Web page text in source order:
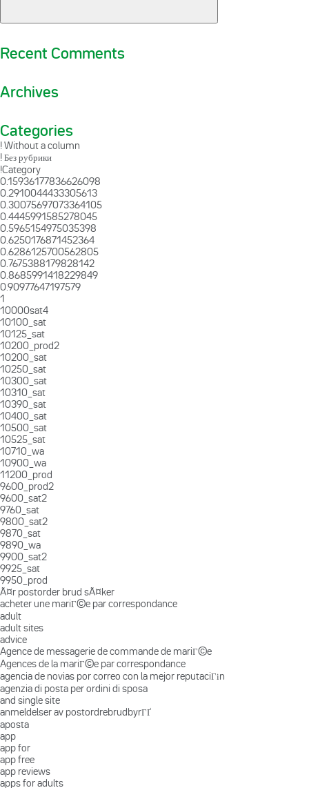
Recent Comments
Archives
Categories
! Without a column
! Без рубрики
!Category
0.15936177836626098
0.2910044433305613
0.30075697073364105
0.4445991585278045
0.5965154975035398
0.6250176871452364
0.6286125700562805
0.7675388179828142
0.8685991418229849
0.90977647197579
1
10000sat4
10100_sat
10125_sat
10200_prod2
10200_sat
10250_sat
10300_sat
10310_sat
10390_sat
10400_sat
10500_sat
10525_sat
10710_wa
10900_wa
11200_prod
9600_prod2
9600_sat2
9760_sat
9800_sat2
9870_sat
9890_wa
9900_sat2
9925_sat
9950_prod
Ã¤r postorder brud sÃ¤ker
acheter une mariГ©e par correspondance
adult
adult sites
advice
Agence de messagerie de commande de mariГ©e
Agences de la mariГ©e par correspondance
agencia de novias por correo con la mejor reputaciГіn
agenzia di posta per ordini di sposa
and single site
anmeldelser av postordrebrudbyrГҐ
aposta
app
app for
app free
app reviews
apps for adults